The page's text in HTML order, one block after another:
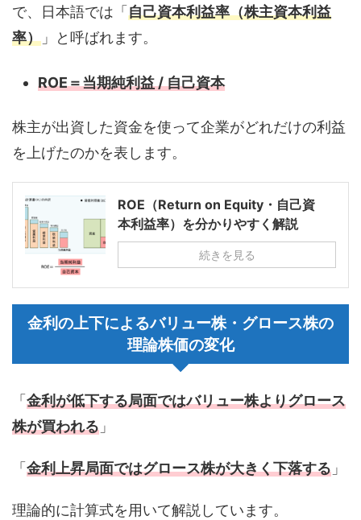
で、日本語では「 自己資本利益率（株主資本利益
率） 」と呼ばれます。
ROE＝当期純利益 / 自己資本
株主が出資した資金を使って企業がどれだけの利益
を上げたのかを表します。
ROE（Return on Equity・自己資
本利益率）を分かりやすく解説
続きを見る
金利の上下によるバリュー株・グロース株の
理論株価の変化
「 金利が低下する局面ではバリュー株よりグロース
株が買われる 」
「 金利上昇局面ではグロース株が大きく下落する 」
理論的に計算式を用いて解説しています。